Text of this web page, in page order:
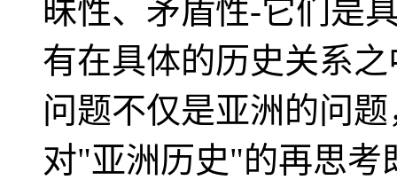
昧性、矛盾性-它们是
有在具体的历史关系
问题不仅是亚洲的问
对"亚洲历史"的再思考